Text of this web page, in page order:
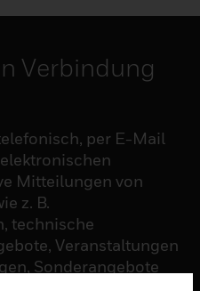
Verbindung
per E-Mail
Mitteilungen von
z. B.
technische
Veranstaltungen
Sonderangebote